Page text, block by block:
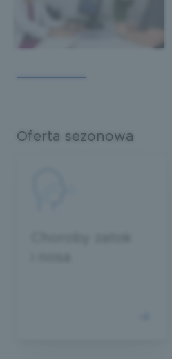
Oferta sezonowa